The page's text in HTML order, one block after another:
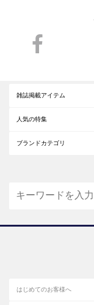
雑誌掲載アイテム
人気の特集
ブランドカテゴリ
はじめてのお客様へ